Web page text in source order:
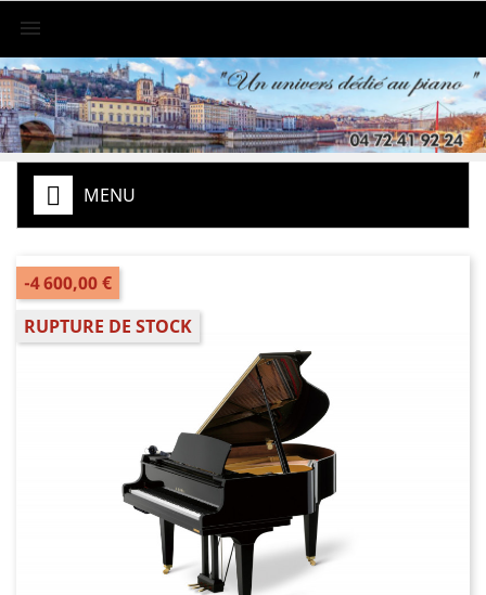

MENU
-4 600,00 €
RUPTURE DE STOCK